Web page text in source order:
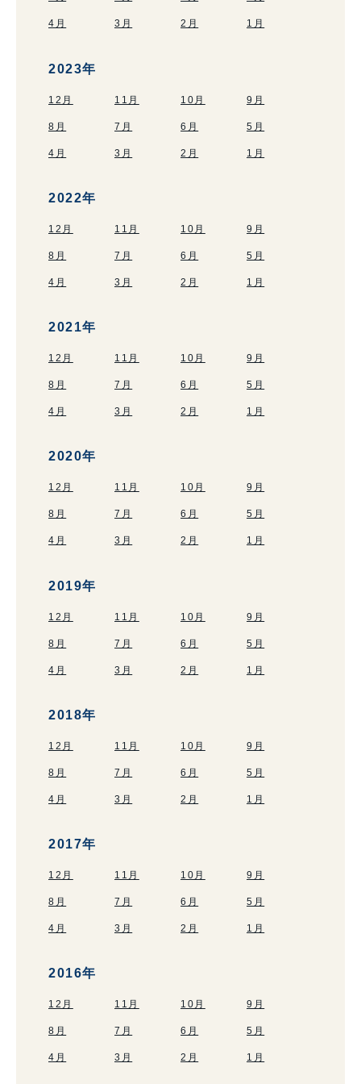
4月 3月 2月 1月
2023年
12月 11月 10月 9月
8月 7月 6月 5月
4月 3月 2月 1月
2022年
12月 11月 10月 9月
8月 7月 6月 5月
4月 3月 2月 1月
2021年
12月 11月 10月 9月
8月 7月 6月 5月
4月 3月 2月 1月
2020年
12月 11月 10月 9月
8月 7月 6月 5月
4月 3月 2月 1月
2019年
12月 11月 10月 9月
8月 7月 6月 5月
4月 3月 2月 1月
2018年
12月 11月 10月 9月
8月 7月 6月 5月
4月 3月 2月 1月
2017年
12月 11月 10月 9月
8月 7月 6月 5月
4月 3月 2月 1月
2016年
12月 11月 10月 9月
8月 7月 6月 5月
4月 3月 2月 1月